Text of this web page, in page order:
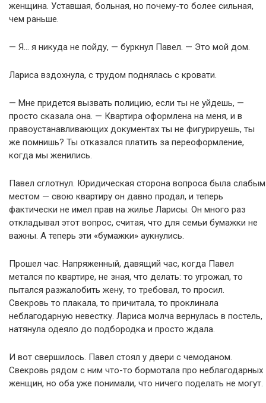
женщина. Уставшая, больная, но почему-то более сильная,
чем раньше.
— Я… я никуда не пойду, — буркнул Павел. — Это мой дом.
Лариса вздохнула, с трудом поднялась с кровати.
— Мне придется вызвать полицию, если ты не уйдешь, —
просто сказала она. — Квартира оформлена на меня, и в
правоустанавливающих документах ты не фигурируешь, ты
же помнишь? Ты отказался платить за переоформление,
когда мы женились.
Павел сглотнул. Юридическая сторона вопроса была слабым
местом — свою квартиру он давно продал, и теперь
фактически не имел прав на жилье Ларисы. Он много раз
откладывал этот вопрос, считая, что для семьи бумажки не
важны. А теперь эти «бумажки» аукнулись.
Прошел час. Напряженный, давящий час, когда Павел
метался по квартире, не зная, что делать: то угрожал, то
пытался разжалобить жену, то требовал, то просил.
Свекровь то плакала, то причитала, то проклинала
неблагодарную невестку. Лариса молча вернулась в постель,
натянула одеяло до подбородка и просто ждала.
И вот свершилось. Павел стоял у двери с чемоданом.
Свекровь рядом с ним что-то бормотала про неблагодарных
женщин, но оба уже понимали, что ничего поделать не могут.